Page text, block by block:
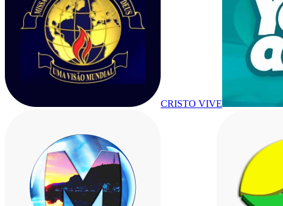
CRISTO VIVE